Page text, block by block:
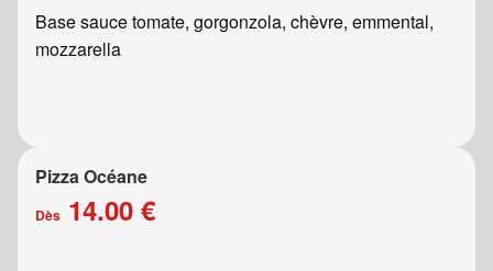
Base sauce tomate, gorgonzola, chèvre, emmental,
mozzarella
Pizza Océane
Dès 14.00 €